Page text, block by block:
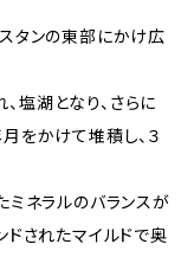
タンの東部にかけ広
塩湖となり、さらに
をかけて堆積し、３
ミネラルのバランスが
ドされたマイルドで奥